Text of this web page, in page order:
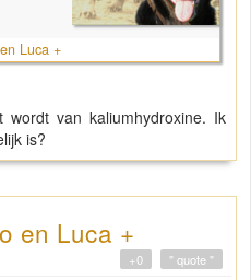
Luca +
van kaliumhydroxine. Ik
is?
en Luca +
" quote "
+0